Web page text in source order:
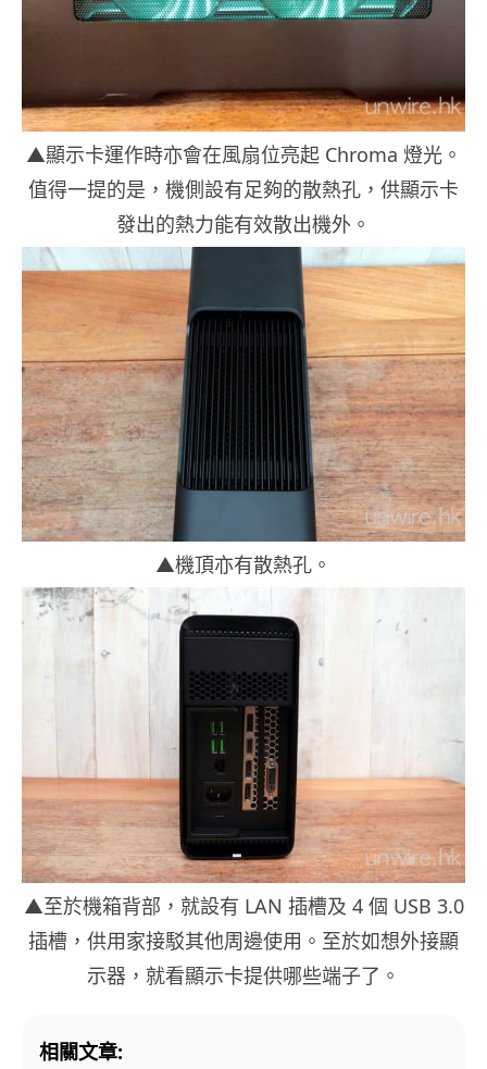
▲顯示卡運作時亦會在風扇位亮起 Chroma 燈光。
值得一提的是，機側設有足夠的散熱孔，供顯示卡
發出的熱力能有效散出機外。
▲機頂亦有散熱孔。
▲至於機箱背部，就設有 LAN 插槽及 4 個 USB 3.0
插槽，供用家接駁其他周邊使用。至於如想外接顯
示器，就看顯示卡提供哪些端子了。
相關文章: